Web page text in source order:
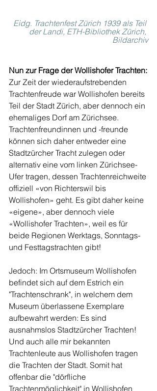
Eidg. Trachtenfest Zürich 1939 als Teil
der Landi, ETH-Bibliothek Zürich,
Bildarchiv
Nun zur Frage der Wollishofer Trachten:
Zur Zeit der wiederaufstrebenden
Trachtenfreude war Wollishofen bereits
Teil der Stadt Zürich, aber dennoch ein
ehemaliges Dorf am Zürichsee.
Trachtenfreundinnen und -freunde
können sich daher entweder eine
Stadtzürcher Tracht zulegen oder
alternativ eine vom linken Zürichsee-
Ufer tragen, dessen Trachtenreichweite
offiziell «von Richterswil bis
Wollishofen» geht. Es gibt daher keine
«eigene», aber dennoch viele
«Wollishofer Trachten», weil es für
beide Regionen Werktags, Sonntags-
und Festtagstrachten gibt!
Jedoch: Im Ortsmuseum Wollishofen
befindet sich auf dem Estrich ein
"Trachtenschrank", in welchem dem
Museum überlassene Exemplare
aufbewahrt werden: Es sind
ausnahmslos Stadtzürcher Trachten!
Und auch alle mir bekannten
Trachtenleute aus Wollishofen tragen
die Trachten der Stadt. Somit hat
offenbar die "dörfliche
Trachtenmöglichkeit" in Wollishofen